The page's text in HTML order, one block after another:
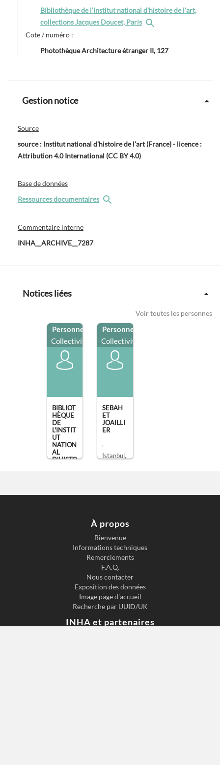
Bibliothèque de l'Institut national d'histoire de l'art,
collections Jacques Doucet, Paris
Cote / numéro :
Photothèque Architecture étranger II, 127
Gestion notice
Source
source : Institut national d'histoire de l'art (France) - licence :
Attribution 4.0 International (CC BY 4.0)
Base de données
Ressources documentaires
Commentaire interne
INHA__ARCHIVE__7287
Notices liées
Voir toutes les personnes
Personne
Collectivité
BIBLIOT
HÈQUE
DE
L'INSTIT
UT
NATION
AL
D'HISTO
Personne
Collectivité
SEBAH
ET
JOAILLI
ER
,
Istanbul,
À propos
Bienvenue
Informations techniques
Remerciements
F.A.Q.
Nous contacter
Exposition des données
Image page d'accueil
Recherche par UUID/UK
INHA et partenaires